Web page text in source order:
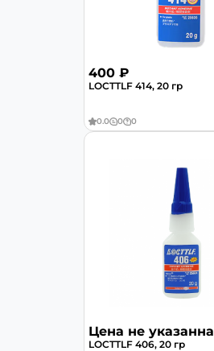
400 ₽
LOCTTLF 414, 20 гр
0.0 0 0
Цена не указанна
LOCTTLF 406, 20 гр